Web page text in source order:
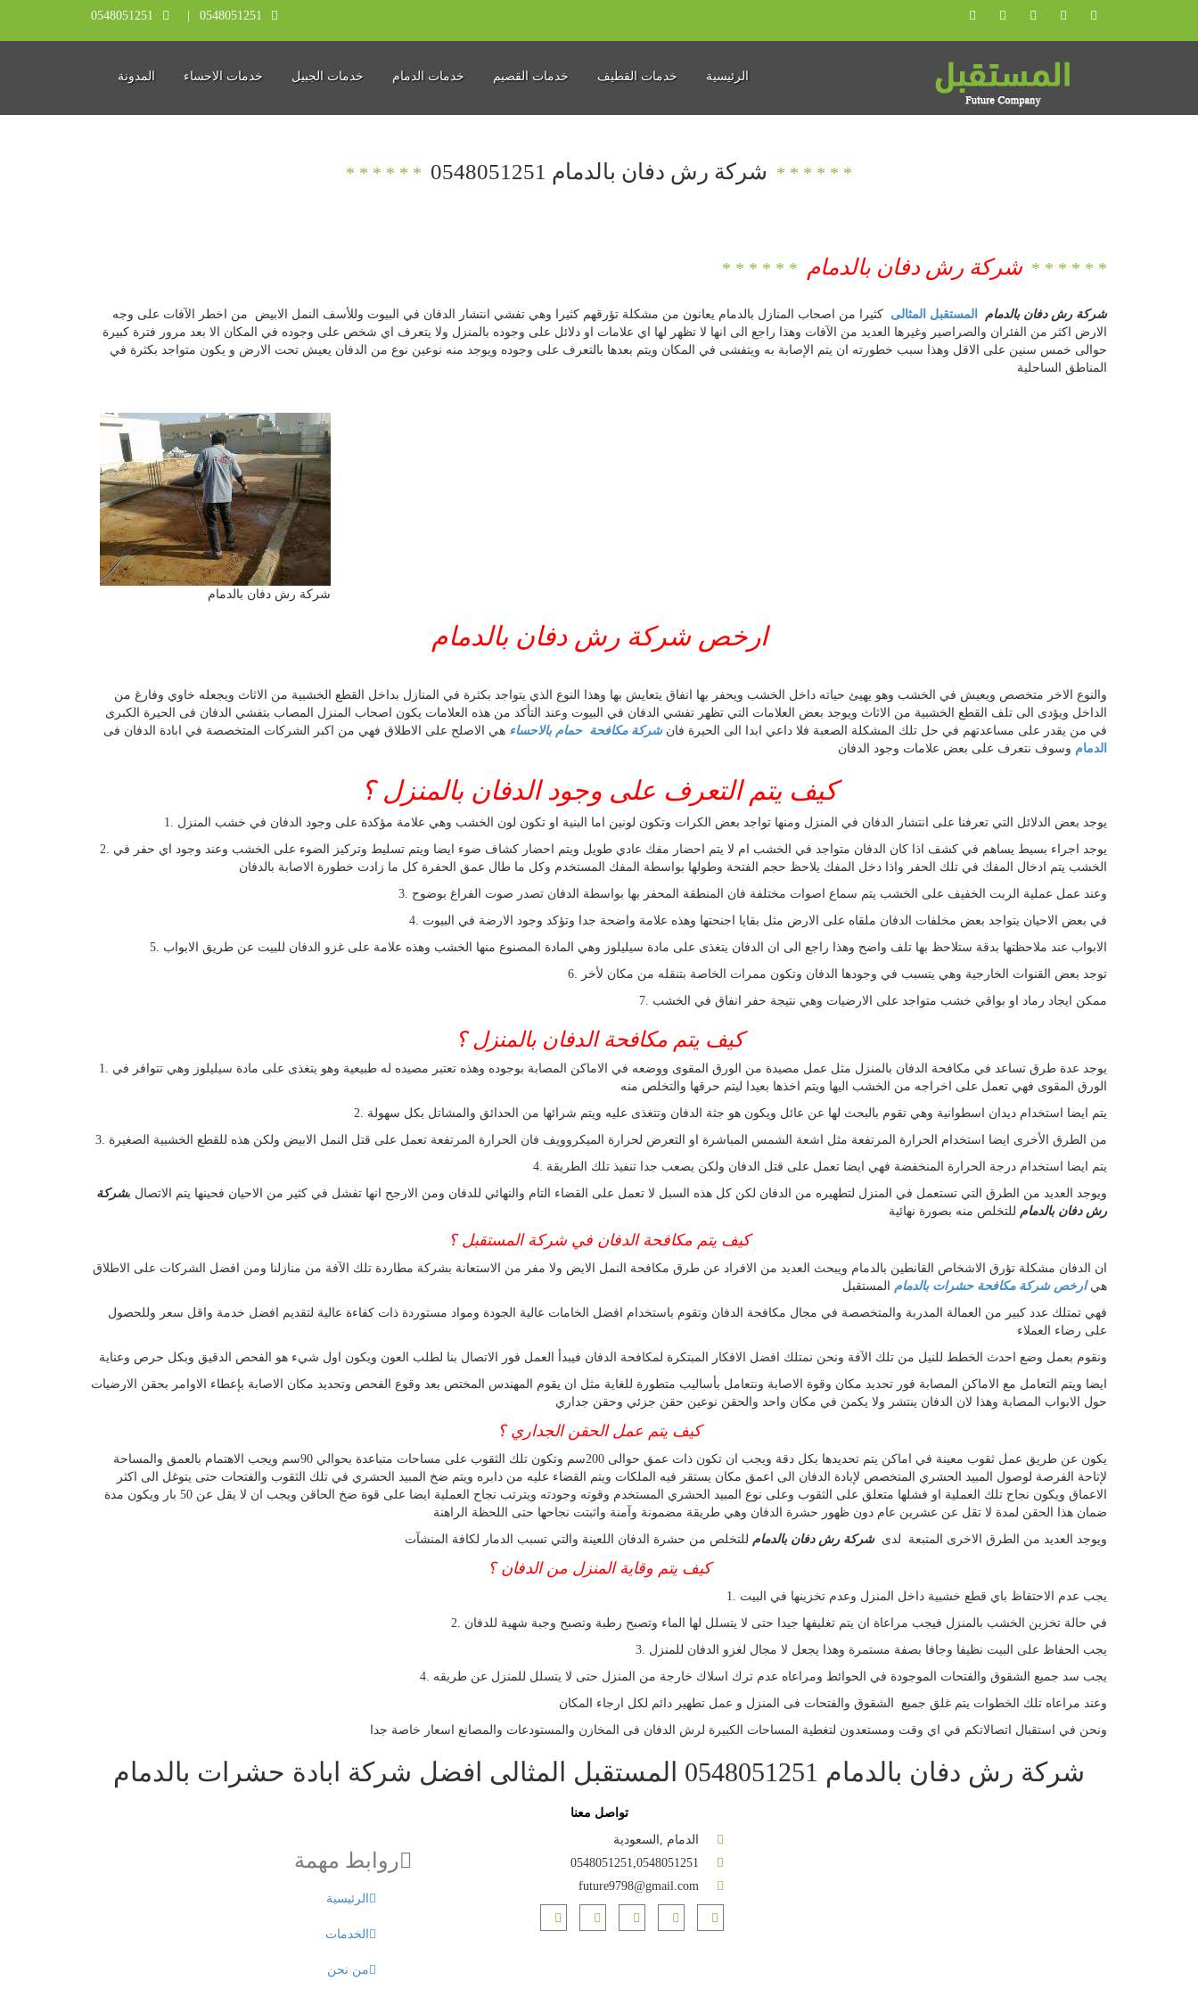
المدونة خدمات الاحساء خدمات الجبيل خدمات الدمام خدمات القصيم خدمات القطيف الرئيسية
شركة رش دفان بالدمام 0548051251
شركة رش دفان بالدمام
شركة رش دفان بالدمام المستقبل المثالى كثيرا من اصحاب المنازل بالدمام يعانون من مشكلة تؤرقهم كثيرا وهي تفشي انتشار الدفان في البيوت وللأسف النمل الابيض من اخطر الآفات على وجه
الارض اكثر من الفئران والصراصير وغيرها العديد من الآفات وهذا راجع الى انها لا تظهر لها اي علامات او دلائل على وجوده بالمنزل ولا يتعرف اي شخص على وجوده في المكان الا بعد مرور فترة كبيرة
حوالى خمس سنين على الاقل وهذا سبب خطورته ان يتم الإصابة به ويتفشى في المكان ويتم بعدها بالتعرف على وجوده ويوجد منه نوعين نوع من الدفان يعيش تحت الارض و يكون متواجد بكثرة في
المناطق الساحلية
شركة رش دفان بالدمام
ارخص شركة رش دفان بالدمام
والنوع الاخر متخصص ويعيش في الخشب وهو يهيئ حياته داخل الخشب ويحفر بها انفاق يتعايش بها وهذا النوع الذي يتواجد بكثرة في المنازل بداخل القطع الخشبية من الاثاث ويجعله خاوي وفارغ من
الداخل ويؤدى الى تلف القطع الخشبية من الاثاث ويوجد بعض العلامات التي تظهر تفشي الدفان في البيوت وعند التأكد من هذه العلامات يكون اصحاب المنزل المصاب بتفشي الدفان فى الحيرة الكبرى
في من يقدر على مساعدتهم في حل تلك المشكلة الصعبة فلا داعي ابدا الى الحيرة فانشركة مكافحة حمام بالاحساء هي الاصلح على الاطلاق فهي من اكبر الشركات المتخصصة في ابادة الدفان فى
الدمام وسوف نتعرف على بعض علامات وجود الدفان
كيف يتم التعرف على وجود الدفان بالمنزل ؟
1. يوجد بعض الدلائل التي تعرفنا على انتشار الدفان في المنزل ومنها تواجد بعض الكرات وتكون لونين اما البنية او تكون لون الخشب وهي علامة مؤكدة على وجود الدفان في خشب المنزل
2. يوجد اجراء بسيط يساهم في كشف اذا كان الدفان متواجد في الخشب ام لا يتم احضار مفك عادي طويل ويتم احضار كشاف ضوء ايضا ويتم تسليط وتركيز الضوء على الخشب وعند وجود اي حفر في
الخشب يتم ادخال المفك في تلك الحفر واذا دخل المفك يلاحظ حجم الفتحة وطولها بواسطة المفك المستخدم وكل ما طال عمق الحفرة كل ما زادت خطورة الاصابة بالدفان
3. وعند عمل عملية الربت الخفيف على الخشب يتم سماع اصوات مختلفة فان المنطقة المحفر بها بواسطة الدفان تصدر صوت الفراغ بوضوح
4. في بعض الاحيان يتواجد بعض مخلفات الدفان ملقاه على الارض مثل بقايا اجنحتها وهذه علامة واضحة جدا وتؤكد وجود الارضة في البيوت
5. الابواب عند ملاحظتها بدقة ستلاحظ بها تلف واضح وهذا راجع الى ان الدفان يتغذى على مادة سيليلوز وهي المادة المصنوع منها الخشب وهذه علامة على غزو الدفان للبيت عن طريق الابواب
6. توجد بعض القنوات الخارجية وهي يتسبب في وجودها الدفان وتكون ممرات الخاصة بتنقله من مكان لأخر
7. ممكن ايجاد رماد او بواقي خشب متواجد على الارضيات وهي نتيجة حفر انفاق في الخشب
كيف يتم مكافحة الدفان بالمنزل ؟
1. يوجد عدة طرق تساعد في مكافحة الدفان بالمنزل مثل عمل مصيدة من الورق المقوى ووضعه في الاماكن المصابة بوجوده وهذه تعتبر مصيده له طبيعية وهو يتغذى على مادة سيليلوز وهي تتوافر في
الورق المقوى فهي تعمل على اخراجه من الخشب اليها ويتم اخذها بعيدا ليتم حرقها والتخلص منه
2. يتم ايضا استخدام ديدان اسطوانية وهي تقوم بالبحث لها عن عائل ويكون هو جثة الدفان وتتغذى عليه ويتم شرائها من الحدائق والمشاتل بكل سهولة
3. من الطرق الأخرى ايضا استخدام الحرارة المرتفعة مثل اشعة الشمس المباشرة او التعرض لحرارة الميكروويف فان الحرارة المرتفعة تعمل على قتل النمل الابيض ولكن هذه للقطع الخشبية الصغيرة
4. يتم ايضا استخدام درجة الحرارة المنخفضة فهي ايضا تعمل على قتل الدفان ولكن يصعب جدا تنفيذ تلك الطريقة
ويوجد العديد من الطرق التي تستعمل في المنزل لتطهيره من الدفان لكن كل هذه السبل لا تعمل على القضاء التام والنهائي للدفان ومن الارجح انها تفشل في كثير من الاحيان فحينها يتم الاتصال بشركة
رش دفان بالدمام للتخلص منه بصورة نهائية
كيف يتم مكافحة الدفان في شركة المستقبل ؟
ان الدفان مشكلة تؤرق الاشخاص القانطين بالدمام ويبحث العديد من الافراد عن طرق مكافحة النمل الايض ولا مفر من الاستعانة بشركة مطاردة تلك الآفة من منازلنا ومن افضل الشركات على الاطلاق
هي ارخص شركة مكافحة حشرات بالدمام
المستقبل
فهي تمتلك عدد كبير من العمالة المدربة والمتخصصة في مجال مكافحة الدفان وتقوم باستخدام افضل الخامات عالية الجودة ومواد مستوردة ذات كفاءة عالية لتقديم افضل خدمة واقل سعر وللحصول
على رضاء العملاء
ونقوم بعمل وضع احدث الخطط للنيل من تلك الآفة ونحن نمتلك افضل الافكار المبتكرة لمكافحة الدفان فيبدأ العمل فور الاتصال بنا لطلب العون ويكون اول شيء هو الفحص الدقيق وبكل حرص وعناية
ايضا ويتم التعامل مع الاماكن المصابة فور تحديد مكان وقوة الاصابة ونتعامل بأساليب متطورة للغاية مثل ان يقوم المهندس المختص بعد وقوع الفحص وتحديد مكان الاصابة بإعطاء الاوامر بحقن الارضيات
حول الابواب المصابة وهذا لان الدفان ينتشر ولا يكمن في مكان واحد والحقن نوعين حقن جزئي وحقن جداري
كيف يتم عمل الحقن الجداري ؟
يكون عن طريق عمل ثقوب معينة في اماكن يتم تحديدها بكل دقة ويجب ان تكون ذات عمق حوالى 200سم وتكون تلك الثقوب على مساحات متباعدة بحوالي 90سم ويجب الاهتمام بالعمق والمساحة
لإتاحة الفرصة لوصول المبيد الحشري المتخصص لإبادة الدفان الى اعمق مكان يستقر فيه الملكات ويتم القضاء عليه من دابره ويتم ضخ المبيد الحشري في تلك الثقوب والفتحات حتى يتوغل الى اكثر
الاعماق ويكون نجاح تلك العملية او فشلها متعلق على الثقوب وعلى نوع المبيد الحشري المستخدم وقوته وجودته ويترتب نجاح العملية ايضا على قوة ضخ الحاقن ويجب ان لا يقل عن 50 بار ويكون مدة
ضمان هذا الحقن لمدة لا تقل عن عشرين عام دون ظهور حشرة الدفان وهي طريقة مضمونة وآمنة واثبتت نجاحها حتى اللحظة الراهنة
ويوجد العديد من الطرق الاخرى المتبعة لدىشركة رش دفان بالدمام للتخلص من حشرة الدفان اللعينة والتي تسبب الدمار لكافة المنشآت
كيف يتم وقاية المنزل من الدفان ؟
1. يجب عدم الاحتفاظ باي قطع خشبية داخل المنزل وعدم تخزينها في البيت
2. في حالة تخزين الخشب بالمنزل فيجب مراعاة ان يتم تغليفها جيدا حتى لا يتسلل لها الماء وتصبح رطبة وتصبح وجبة شهية للدفان
3. يجب الحفاظ على البيت نظيفا وجافا بصفة مستمرة وهذا يجعل لا مجال لغزو الدفان للمنزل
4. يجب سد جميع الشقوق والفتحات الموجودة في الحوائط ومراعاه عدم ترك اسلاك خارجة من المنزل حتى لا يتسلل للمنزل عن طريقه
وعند مراعاه تلك الخطوات يتم غلق جميع الشقوق والفتحات فى المنزل و عمل تطهير دائم لكل ارجاء المكان
ونحن في استقبال اتصالاتكم في اي وقت ومستعدون لتغطية المساحات الكبيرة لرش الدفان فى المخازن والمستودعات والمصانع اسعار خاصة جدا
شركة رش دفان بالدمام 0548051251 المستقبل المثالى افضل شركة ابادة حشرات بالدمام
تواصل معنا
روابط مهمة
الرئيسية
الخدمات
من نحن
الدمام ,السعودية
0548051251,0548051251
future9798@gmail.com